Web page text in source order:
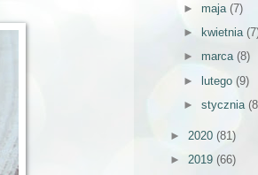
►maja(7)
►
kwietnia
► marca(8)
►lutego(9)
►stycznia
► 2020 (81)
► 2019 (66)